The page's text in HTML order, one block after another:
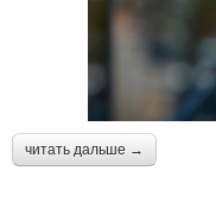
читать дальше →